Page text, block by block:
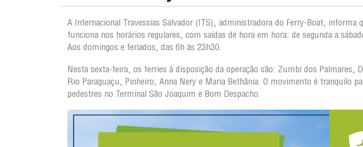
A Internacional Travessias Salvador (ITS), administradora do Ferry-Boat, informa
funciona nos horários regulares, com saídas de hora em hora: de segunda a
Aos domingos e feriados, das 6h às 23h30.
Nesta sexta-feira, os ferries à disposição da operação são: Zumbi dos Palmares,
Rio Paraguaçu, Pinheiro, Anna Nery e Maria Bethânia. O movimento é tranquilo
pedestres no Terminal São Joaquim e Bom Despacho.